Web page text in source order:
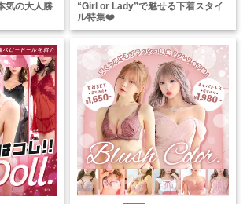
気の大人勝
“Girl or Lady”で魅せる下着スタイ
ル特集❤️